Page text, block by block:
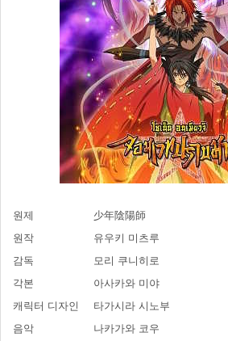
원제
少年陰陽師
원작
유우키 미츠루
감독
모리 쿠니히로
각본
아사카와 미야
캐릭터 디자인
타가시라 시노부
음악
나카가와 코우